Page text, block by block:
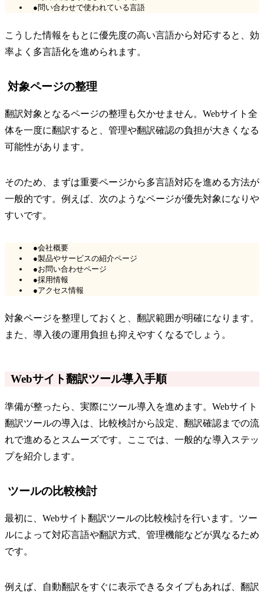
●問い合わせで使われている言語
こうした情報をもとに優先度の高い言語から対応すると、効
率よく多言語化を進められます。
対象ページの整理
翻訳対象となるページの整理も欠かせません。Webサイト全
体を一度に翻訳すると、管理や翻訳確認の負担が大きくなる
可能性があります。
そのため、まずは重要ページから多言語対応を進める方法が
一般的です。例えば、次のようなページが優先対象になりや
すいです。
●会社概要
●製品やサービスの紹介ページ
●お問い合わせページ
●採用情報
●アクセス情報
対象ページを整理しておくと、翻訳範囲が明確になります。
また、導入後の運用負担も抑えやすくなるでしょう。
Webサイト翻訳ツール導入手順
準備が整ったら、実際にツール導入を進めます。Webサイト
翻訳ツールの導入は、比較検討から設定、翻訳確認までの流
れで進めるとスムーズです。ここでは、一般的な導入ステッ
プを紹介します。
ツールの比較検討
最初に、Webサイト翻訳ツールの比較検討を行います。ツー
ルによって対応言語や翻訳方式、管理機能などが異なるため
です。
例えば、自動翻訳をすぐに表示できるタイプもあれば、翻訳